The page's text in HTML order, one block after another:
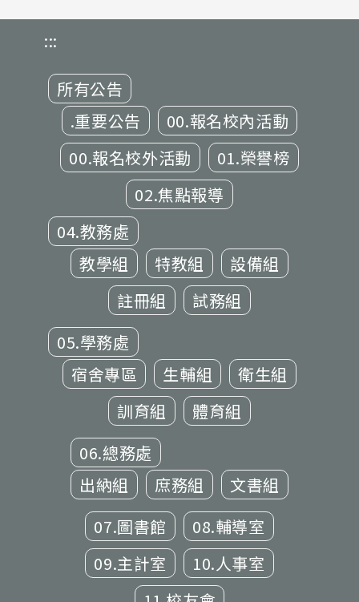
:::
所有公告
.重要公告
00.報名校內活動
00.報名校外活動
01.榮譽榜
02.焦點報導
04.教務處
教學組
特教組
設備組
註冊組
試務組
05.學務處
宿舍專區
生輔組
衛生組
訓育組
體育組
06.總務處
出納組
庶務組
文書組
07.圖書館
08.輔導室
09.主計室
10.人事室